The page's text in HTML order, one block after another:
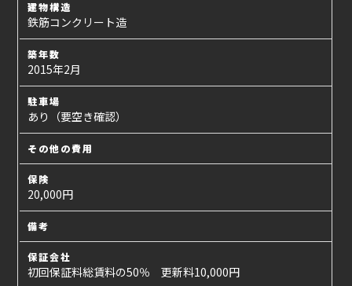
建物構造
鉄筋コンクリート造
築年数
2015年2月
駐車場
あり（要空き確認）
その他の費用
保険
20,000円
備考
保証会社
初回保証料総賃料の50％ 更新料10,000円